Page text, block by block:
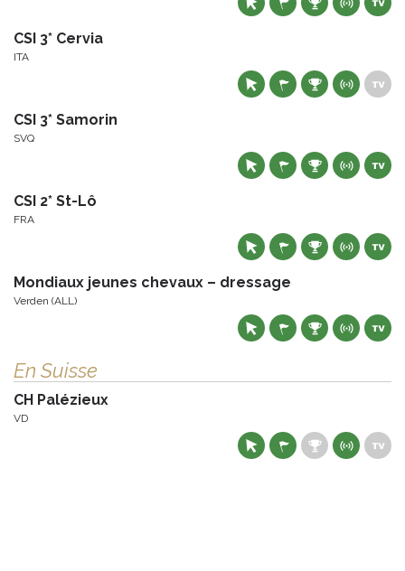
CSI 3* Cervia
ITA
CSI 3* Samorin
SVQ
CSI 2* St-Lô
FRA
Mondiaux jeunes chevaux – dressage
Verden (ALL)
En Suisse
CH Palézieux
VD